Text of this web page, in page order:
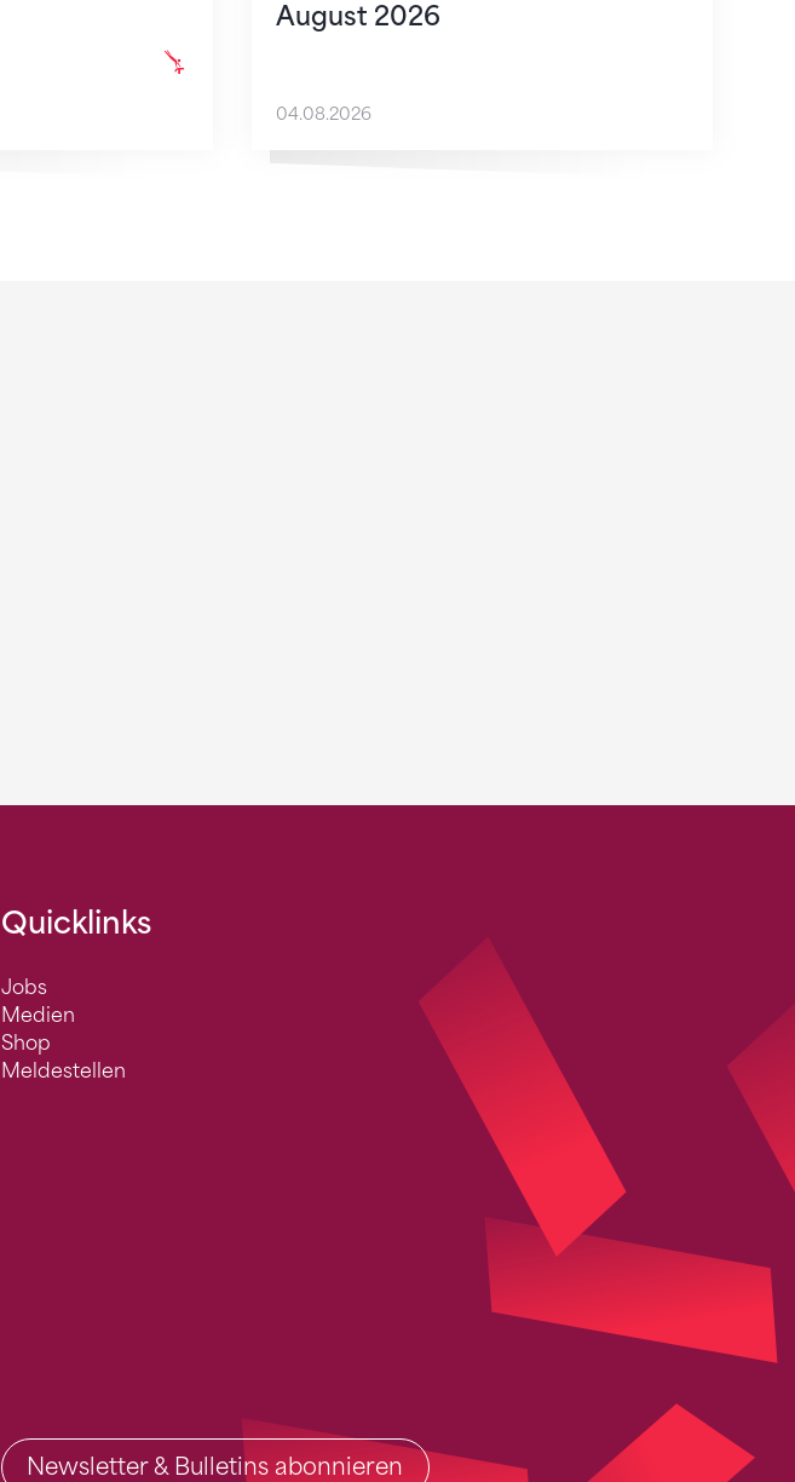
August 2026
04.08.2026
Quicklinks
Jobs
Medien
Shop
Meldestellen
Newsletter & Bulletins abonnieren